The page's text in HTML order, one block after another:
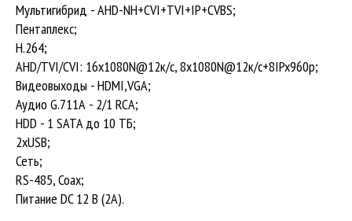
Мультигибрид - AHD-NH+CVI+TVI+IP+CVBS;
Пентаплекс;
H.264;
AHD/TVI/CVI: 16x1080N@12к/с, 8x1080N@12к/с+8IPx960p;
Видеовыходы - HDMI,VGA;
Аудио G.711А - 2/1 RCA;
HDD - 1 SATA до 10 ТБ;
2xUSB;
Сеть;
RS-485, Coax;
Питание DC 12 В (2А).